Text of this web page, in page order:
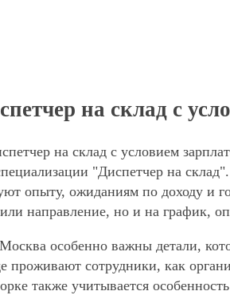
на склад с
на склад с условием
"Диспетчер на
опыту, ожиданиям по доходу и
направление, но и на график,
особенно важны детали,
проживают сотрудники, как
также учитывается